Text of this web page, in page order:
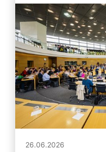
26.06.2026